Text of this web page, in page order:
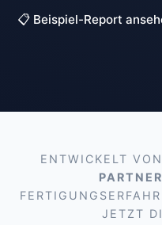
📋 Beispiel-Report
ENTWICKELT VON
JETZT